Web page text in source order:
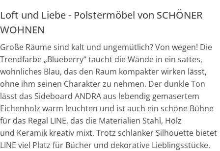
Loft und Liebe - Polstermöbel von SCHÖNER
WOHNEN
Große Räume sind kalt und ungemütlich? Von wegen! Die
Trendfarbe „Blueberry“ taucht die Wände in ein sattes,
wohnliches Blau, das den Raum kompakter wirken lässt,
ohne ihm seinen Charakter zu nehmen. Der dunkle Ton
lässt das Sideboard ANDRA aus lebendig gemasertem
Eichenholz warm leuchten und ist auch ein schöne Bühne
für das Regal LINE, das die Materialien Stahl, Holz
und Keramik kreativ mixt. Trotz schlanker Silhouette bietet
LINE viel Platz für Bücher und dekorative Lieblingsstücke.